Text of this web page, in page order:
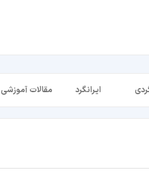
ایرانگرد مقالات آموزشی